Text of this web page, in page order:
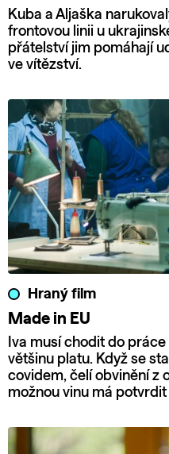
Kuba a Aljaška
frontovou linii u
přátelství jim pomáhají
ve vítězství.
Hraný film
Made in EU
Iva musí chodit do
většinu platu. Když se
covidem, čelí obvinění z
možnou vinu má